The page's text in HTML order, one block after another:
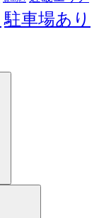
駐車場あり